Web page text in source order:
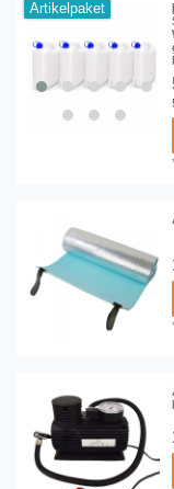
Artikelpaket